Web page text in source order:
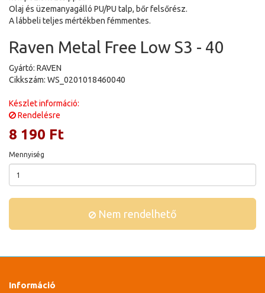
Olaj és üzemanyagálló PU/PU talp, bőr felsőrész.
A lábbeli teljes mértékben fémmentes.
Raven Metal Free Low S3 - 40
Gyártó: RAVEN
Cikkszám: WS_0201018460040
Készlet információ:
Rendelésre
8 190 Ft
Mennyiség
Nem rendelhető
Információ